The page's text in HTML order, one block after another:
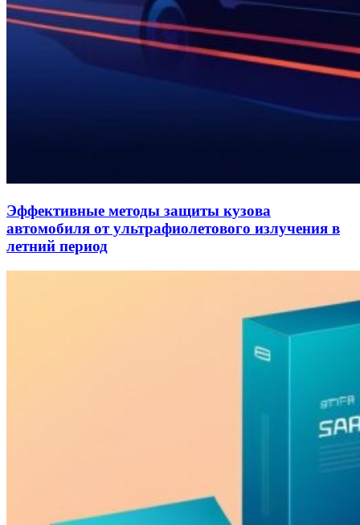
Эффективные методы защиты кузова
автомобиля от ультрафиолетового излучения в
летний период